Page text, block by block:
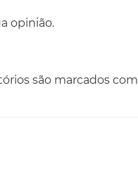
opinião.
são marcados com